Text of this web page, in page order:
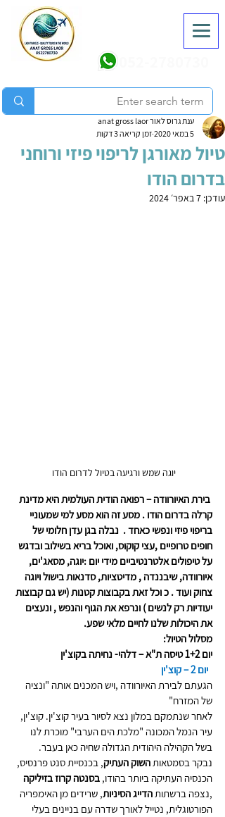
טיול מאורגן לריפוי פיזי ורוחני
בדרום הודו
ענת גרוס לאור anat gross laor
5 במאי 2020
זמן קריאה 3 דקות
עודכן: 7 באפר׳ 2024
יוגה שמש ורגיעה בטיול לדרום הודו
בירת האיורוודה – רפואה הודית העולמית היא מדינת
קרלה בדרום הודו . מסע זה הוא מסע למי שמעוניי
בריפוי פיזי ונפשי כאחד .  נבלה בגן עדן חלומי של
חופים טרופיים ,עצי קוקוס, ואוכל בריא בשילוב ובדגש
על טיפולים אלטרנטיביים מידי יום :יוגה, מסאג'ים,
איורוודה, שיבננדה , מדיטציות, סדנאות בישול ויוגה
צחוק ועוד . כ וכל זאת בקבוצות קטנות (יש גם קבוצות
יעודיות רק לנשים ) ונרפא את הגוף והנפש , ונעצים
את היכולות שלנו לחיים מלאי שפע.
מסלול הטיול:
יום 1+2 טיסה ת"א – דלהי- נחיתה בקוצ'ין
יום 2 – קוצ'ין
הגעתם לבירת האיורוודה ,ויש המכנים אותה "ונציה
של המזרח"
לאחר שנתמקם במלון נצא לסיור בעיר קוצ'ין. קוצ'ין,
עיר הנמל המכונה "מלכת הים הערבי" מוכרת לנו
בשל הקהילה היהודית הגדולה שחיה כאן בעבר.
נבקר בסמטאות השוק העתיק, בכנסיית סנט פרנסיס,
הכנסיה העתיקה ביותר בהודו, בסנטה קרוז בזיליקה
,נצפה ברשתות הדייג הסיניות, שרידים מן האימפריה
הפורטוגלית, נטייל לאורך שדרה עם בניינים בעלי